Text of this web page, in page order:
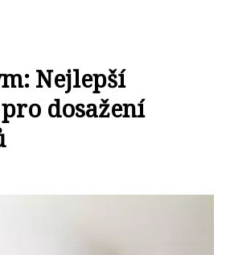
Nejlepší
dosažení